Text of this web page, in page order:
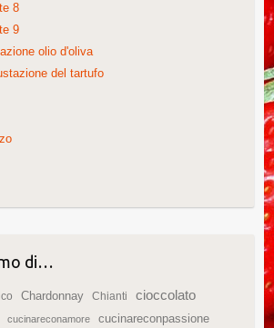
8
9
olio d'oliva
del tartufo
di…
Chardonnay Chianti cioccolato
cucinareconamore cucinareconpassione